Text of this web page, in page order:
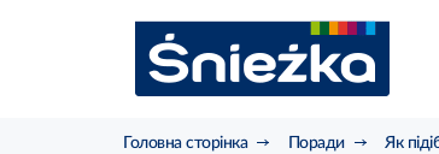
Головна сторінка Поради Як